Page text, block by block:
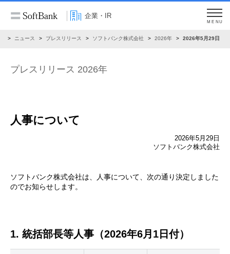
企業・IR
MENU
ニュース プレスリリース ソフトバンク株式会社 2026年 2026年5月29日
プレスリリース 2026年
人事について
2026年5月29日
ソフトバンク株式会社
ソフトバンク株式会社は、人事について、次の通り決定しました
のでお知らせします。
1. 統括部長等人事（2026年6月1日付）